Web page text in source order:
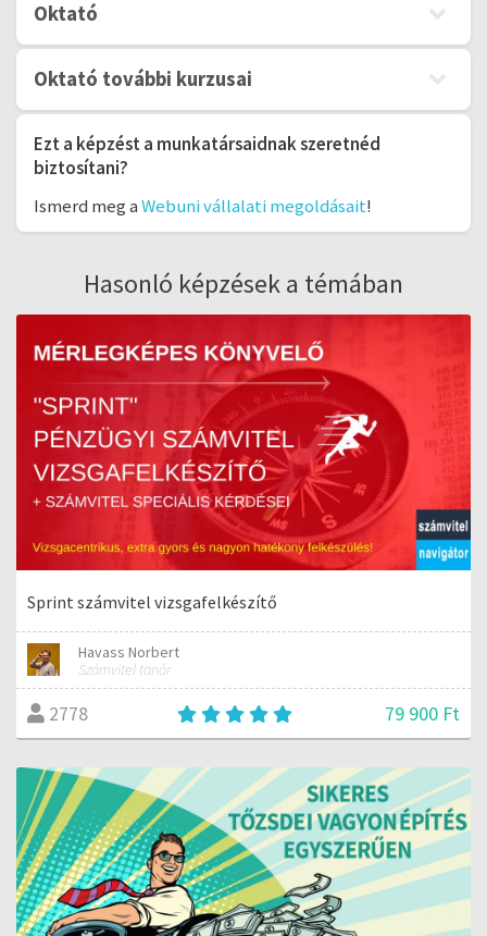
Oktató
Oktató további kurzusai
Ezt a képzést a munkatársaidnak szeretnéd
biztosítani?
Ismerd meg aWebuni vállalati megoldásait!
Hasonló képzések a témában
Sprint számvitel vizsgafelkészítő
Havass Norbert
Számvitel tanár
2778 79 900 Ft